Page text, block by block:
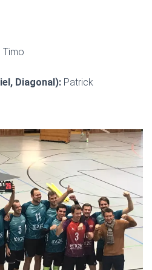
Timo
Diagonal): Patrick